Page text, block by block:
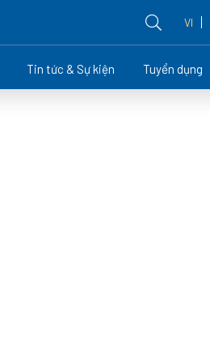
VI
Tin tức & Sự kiện Tuyển dụng